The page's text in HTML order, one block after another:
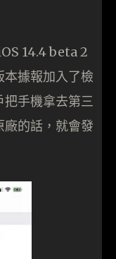
14.4 beta 2
本據報加入了檢
手機拿去第三
的話，就會發